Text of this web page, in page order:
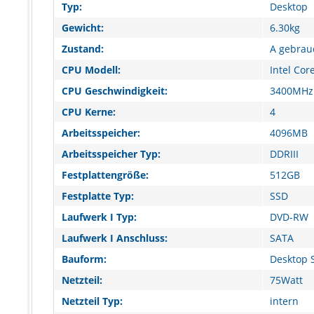
Typ:
Desktop
Gewicht:
6.30kg
Zustand:
A
CPU Modell:
Intel
CPU Geschwindigkeit:
3400MHz
CPU Kerne:
4
Arbeitsspeicher:
4096MB
Arbeitsspeicher Typ:
DDRIII
Festplattengröße:
512GB
Festplatte Typ:
SSD
Laufwerk I Typ:
DVD-RW
Laufwerk I Anschluss:
SATA
Bauform:
Desktop
Netzteil:
75Watt
Netzteil Typ:
intern